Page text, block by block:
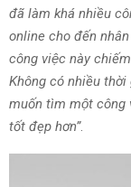
đã làm khá nhiều
online cho đến
công việc này
Không có nhiều
muốn tìm một công
tốt đẹp hơn”.